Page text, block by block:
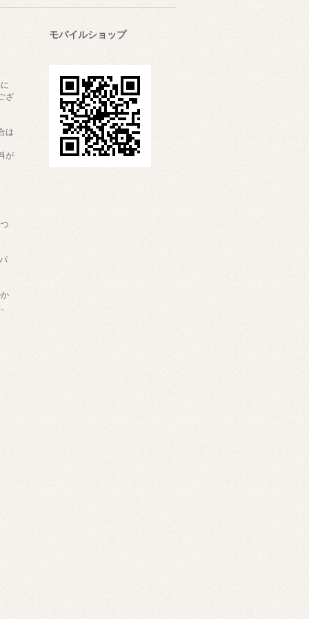
ざ
は
が
モバイルショップ